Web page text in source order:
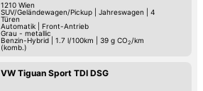
1210 Wien
SUV/Geländewagen/Pickup| Jahreswagen
4
Türen
Automatik|
Front-Antrieb
Grau - metallic
Benzin-Hybrid
1.7 l/100km 39 g CO2 /km
(komb.)
VW Tiguan Sport TDI DSG